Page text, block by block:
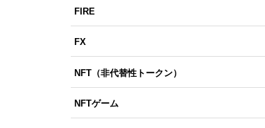
FIRE
FX
NFT（非代替性トークン）
NFTゲーム